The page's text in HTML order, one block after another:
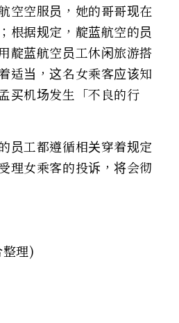
空空服员，她的哥哥现在
根据规定，靛蓝航空的员
靛蓝航空员工休闲旅游搭
适当，这名女乘客应该知
买机场发生「不良的行
员工都遵循相关穿着规定
理女乘客的投诉，将会彻
理)